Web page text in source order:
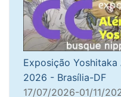
Exposição
2026 - Brasília-DF
17/07/2026-01/11/